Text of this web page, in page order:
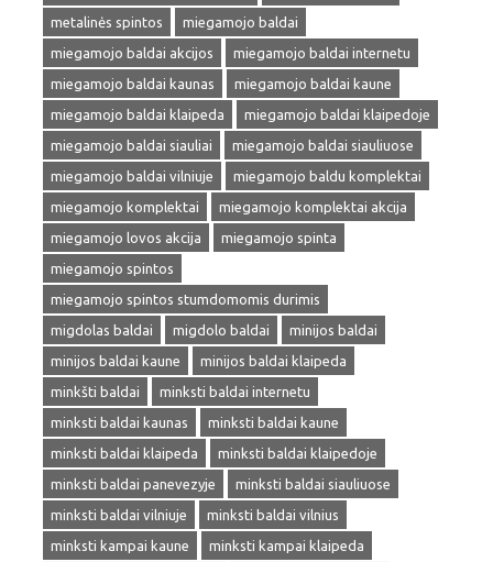
metalinės spintos
miegamojo baldai
miegamojo baldai akcijos
miegamojo baldai internetu
miegamojo baldai kaunas
miegamojo baldai kaune
miegamojo baldai klaipeda
miegamojo baldai klaipedoje
miegamojo baldai siauliai
miegamojo baldai siauliuose
miegamojo baldai vilniuje
miegamojo baldu komplektai
miegamojo komplektai
miegamojo komplektai akcija
miegamojo lovos akcija
miegamojo spinta
miegamojo spintos
miegamojo spintos stumdomomis durimis
migdolas baldai
migdolo baldai
minijos baldai
minijos baldai kaune
minijos baldai klaipeda
minkšti baldai
minksti baldai internetu
minksti baldai kaunas
minksti baldai kaune
minksti baldai klaipeda
minksti baldai klaipedoje
minksti baldai panevezyje
minksti baldai siauliuose
minksti baldai vilniuje
minksti baldai vilnius
minksti kampai kaune
minksti kampai klaipeda